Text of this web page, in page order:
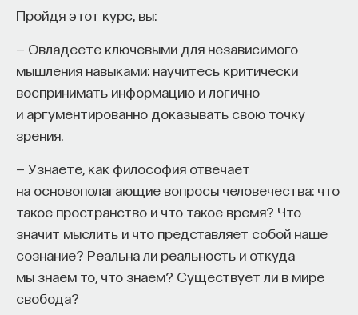
Пройдя этот курс, вы:
— Овладеете ключевыми для независимого
мышления навыками: научитесь критически
воспринимать информацию и логично
и аргументированно доказывать свою точку
зрения.
— Узнаете, как философия отвечает
на основополагающие вопросы человечества: что
такое пространство и что такое время? Что
значит мыслить и что представляет собой наше
сознание? Реальна ли реальность и откуда
мы знаем то, что знаем? Существует ли в мире
свобода?